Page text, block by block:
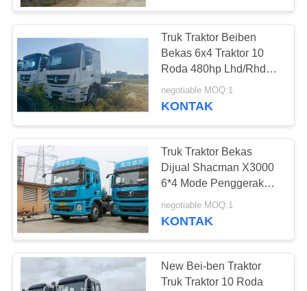
Bus Pelatih Bekas
391
Bus Tur Bekas
226
Truk Traktor Beiben
Bekas 6x4 Traktor 10
Roda 480hp Lhd/Rhd
Harga Afrika 6x6
negotiable MOQ:1
KONTAK
Truk Traktor Bekas
Dijual Shacman X3000
6*4 Mode Penggerak
480hp Truk Traktor
Termurah Dijual FOB
negotiable MOQ:1
KONTAK
New Bei-ben Traktor
Truk Traktor 10 Roda